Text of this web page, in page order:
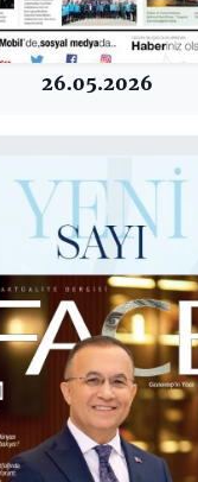
26.05.2026